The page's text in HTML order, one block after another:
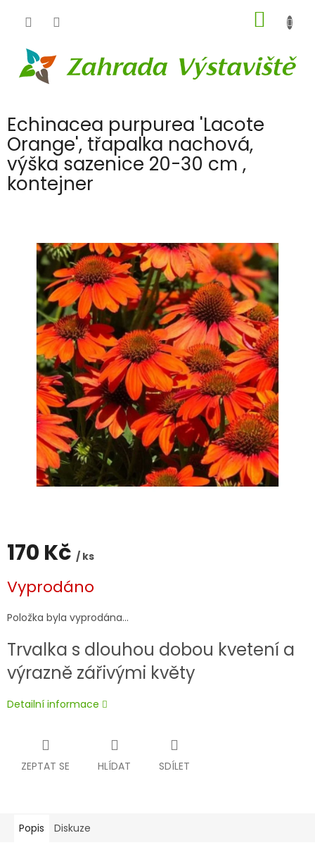
KOŠÍK
Echinacea purpurea 'Lacote
Orange', třapalka nachová,
výška sazenice 20-30 cm ,
kontejner
170 Kč / ks
cena:
Vyprodáno
Položka byla vyprodána…
Trvalka s dlouhou dobou kvetení a
výrazně zářivými květy
Detailní informace
ZEPTAT SE HLÍDAT SDÍLET
Popis Diskuze